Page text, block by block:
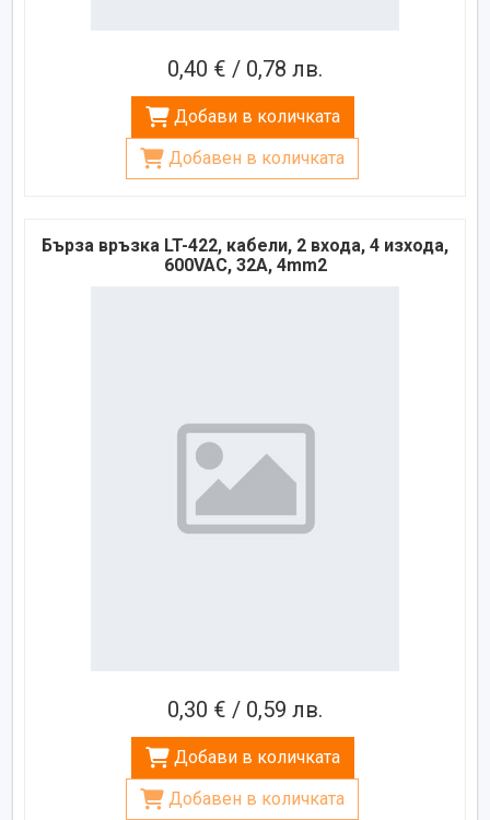
0,40 € / 0,78 лв.
Добави в количката
Добавен в количката
Бърза връзка LT-422, кабели, 2 входа, 4 изхода,
600VAC, 32A, 4mm2
0,30 € / 0,59 лв.
Добави в количката
Добавен в количката